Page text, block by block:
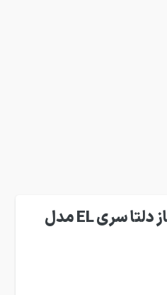
اینورتر 2.2KW سه فاز دلتا سری EL مدل